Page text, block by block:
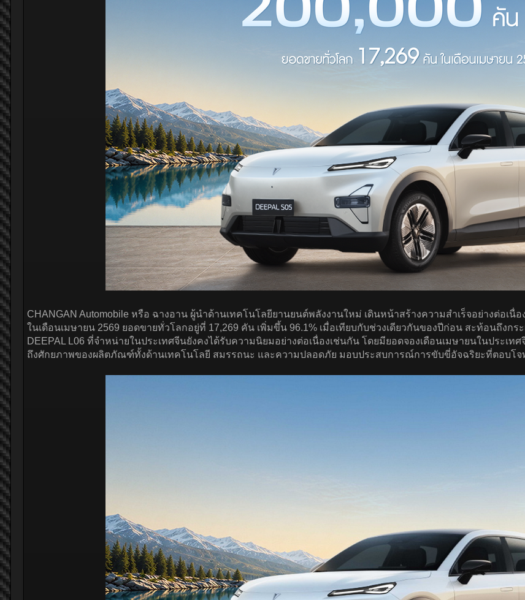
CHANGAN Automobile หรือ ฉางอาน ผู้นำด้านเทคโนโลยียานยนต์พลังงานใหม่ เดินหน้าสร้างความสำเร็จอย่างต่อเนื่
ในเดือนเมษายน 2569 ยอดขายทั่วโลกอยู่ที่ 17,269 คัน เพิ่มขึ้น 96.1% เมื่อเทียบกับช่วงเดียวกันของปีก่อน สะท้อนถึง
DEEPAL L06 ที่จำหน่ายในประเทศจีนยังคงได้รับความนิยมอย่างต่อเนื่องเช่นกัน โดยมียอดจองเดือนเมษายนในประเ
ถึงศักยภาพของผลิตภัณฑ์ทั้งด้านเทคโนโลยี สมรรถนะ และความปลอดภัย มอบประสบการณ์การขับขี่อัจฉริยะที่ตอบโ